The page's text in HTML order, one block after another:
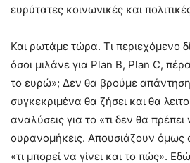
ευρύτατες κοινωνικές και
Και ρωτάμε τώρα. Τι περιεχόμενο
όσοι μιλάνε για Plan B, Plan C,
το ευρώ»; Δεν θα βρούμε
συγκεκριμένα θα ζήσει και θα
αναλύσεις για το «τι δεν θα πρέπει
ουρανομήκεις. Απουσιάζουν όμως
«τι μπορεί να γίνει και το πώς».